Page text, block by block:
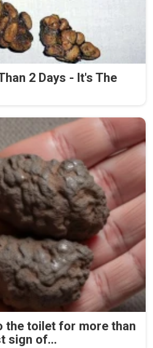
2 Days - It's The
the toilet for more than
sign of...